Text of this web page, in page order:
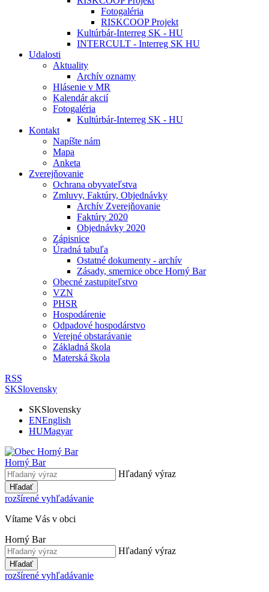
Fotogaléria
RISKCOOP Projekt
Kultúrbár-Interreg SK - HU
INTERCULT - Interreg SK HU
Udalosti
Aktuality
Archív oznamy
Hlásenie v MR
Kalendár akcií
Fotogaléria
Kultúrbár-Interreg SK - HU
Kontakt
Napíšte nám
Mapa
Anketa
Zverejňovanie
Ochrana obyvateľstva
Zmluvy, Faktúry, Objednávky
Archív Zverejňovanie
Faktúry 2020
Objednávky 2020
Zápisnice
Úradná tabuľa
Ostatné dokumenty - archív
Zásady, smernice obce Horný Bar
Obecné zastupiteľstvo
VZN
PHSR
Hospodárenie
Odpadové hospodárstvo
Verejné obstarávanie
Základná škola
Materská škola
RSS
SKSlovensky
SKSlovensky
ENEnglish
HUMagyar
Horný Bar
Hľadaný výraz
Hľadať
rozšírené vyhľadávanie
Vítame Vás v obci
Horný Bar
Hľadaný výraz
Hľadať
rozšírené vyhľadávanie